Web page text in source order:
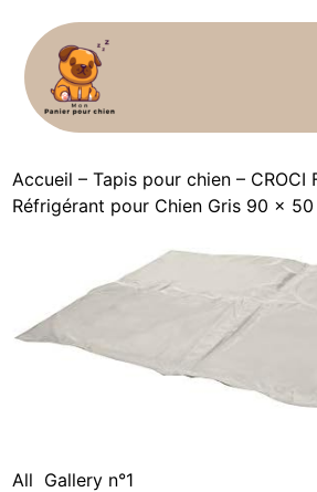
Accueil –Tapis pour chien – CROCI
Réfrigérant pour Chien Gris 90 x
All Gallery n°1